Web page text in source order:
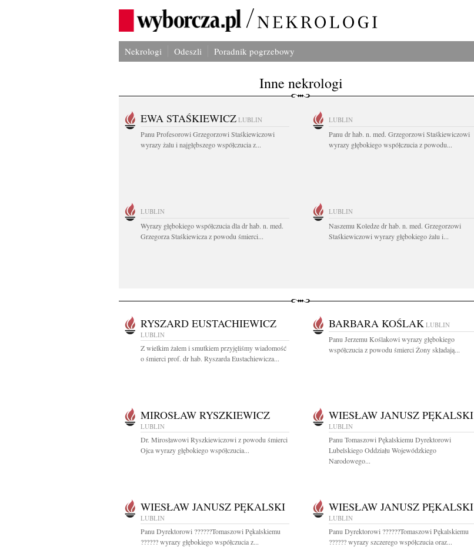
Nekrologi Odeszli Poradnik pogrzebowy
Inne nekrologi
EWA STAŚKIEWICZ LUBLIN
Panu Profesorowi Grzegorzowi Staśkiewiczowi
wyrazy żalu i najgłębszego współczucia z...
LUBLIN
Panu dr hab. n. med. Grzegorzowi Staśkiewiczowi
wyrazy głębokiego współczucia z powodu...
LUBLIN
Wyrazy głębokiego współczucia dla dr hab. n. med.
Grzegorza Staśkiewicza z powodu śmierci...
LUBLIN
Naszemu Koledze dr hab. n. med. Grzegorzowi
Staśkiewiczowi wyrazy głębokiego żalu i...
RYSZARD EUSTACHIEWICZ
LUBLIN
Z wielkim żalem i smutkiem przyjęliśmy wiadomość
o śmierci prof. dr hab. Ryszarda Eustachiewicza...
BARBARA KOŚLAK LUBLIN
Panu Jerzemu Koślakowi wyrazy głębokiego
współczucia z powodu śmierci Żony składają...
MIROSŁAW RYSZKIEWICZ
LUBLIN
Dr. Mirosławowi Ryszkiewiczowi z powodu śmierci
Ojca wyrazy głębokiego współczucia...
WIESŁAW JANUSZ PĘKALSKI
LUBLIN
Panu Tomaszowi Pękalskiemu Dyrektorowi
Lubelskiego Oddziału Wojewódzkiego
Narodowego...
WIESŁAW JANUSZ PĘKALSKI
LUBLIN
Panu Dyrektorowi ??????Tomaszowi Pękalskiemu
?????? wyrazy głębokiego współczucia z...
WIESŁAW JANUSZ PĘKALSKI
LUBLIN
Panu Dyrektorowi ??????Tomaszowi Pękalskiemu
?????? wyrazy szczerego współczucia oraz...